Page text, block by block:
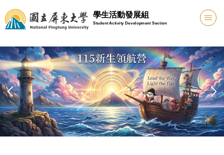
跳
到
主
內
容
區
學生活動發展組
Student Activity Development Section